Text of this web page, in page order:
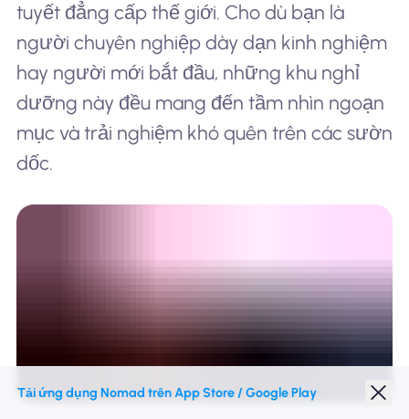
tuyết đẳng cấp thế giới. Cho dù bạn là
người chuyên nghiệp dày dạn kinh nghiệm
hay người mới bắt đầu, những khu nghỉ
dưỡng này đều mang đến tầm nhìn ngoạn
mục và trải nghiệm khó quên trên các sườn
dốc.
Tải ứng dụng Nomad trên App Store / Google Play